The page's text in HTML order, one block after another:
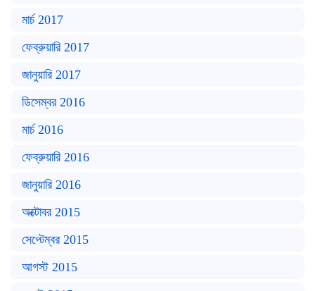
মার্চ 2017
ফেব্রুয়ারি 2017
জানুয়ারি 2017
ডিসেম্বর 2016
মার্চ 2016
ফেব্রুয়ারি 2016
জানুয়ারি 2016
অক্টোবর 2015
সেপ্টেম্বর 2015
আগস্ট 2015